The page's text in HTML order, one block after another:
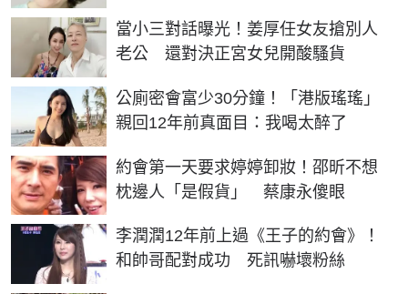
當小三對話曝光！姜厚任女友搶別人
老公 還對決正宮女兒開酸騷貨
公廁密會富少30分鐘！「港版瑤瑤」
親回12年前真面目：我喝太醉了
約會第一天要求婷婷卸妝！邵昕不想
枕邊人「是假貨」 蔡康永傻眼
李潤潤12年前上過《王子的約會》！
和帥哥配對成功 死訊嚇壞粉絲